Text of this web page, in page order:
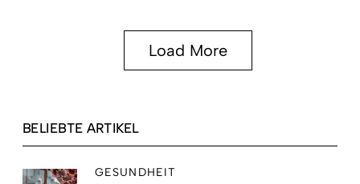
Load More
BELIEBTE ARTIKEL
GESUNDHEIT